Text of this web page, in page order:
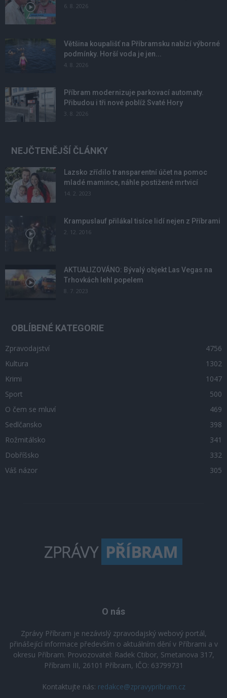
6. 8. 2026
Většina koupališť na Příbramsku nabízí výborné
podmínky. Horší voda je jen...
4. 8. 2026
Příbram modernizuje parkovací automaty.
Přibudou i tři nové poblíž Svaté Hory
3. 8. 2026
NEJČTENĚJŠÍ ČLÁNKY
Lazsko zřídilo transparentní účet na pomoc
mladé mamince, náhle postižené mrtvicí
14. 2. 2023
Krampuslauf přilákal tisíce lidí nejen z Příbrami
2. 12. 2016
AKTUALIZOVÁNO: Bývalý objekt Las Vegas na
Trhovkách lehl popelem
8. 7. 2023
OBLÍBENÉ KATEGORIE
Zpravodajství
4756
Kultura
1302
Krimi
1047
Sport
500
O čem se mluví
469
Sedlčansko
398
Rožmitálsko
341
Dobříšsko
332
Váš názor
305
O nás
Zprávy Příbram je nezávislý zpravodajský webový portál,
přinášející informace především o aktuálním dění v Příbrami a v
okresu Příbram. Provozovatel: Radek Ctibor, Smetanova 317,
Příbram III, 26101 Příbram, IČO: 63799731
Kontaktujte nás: redakce@zpravypribram.cz